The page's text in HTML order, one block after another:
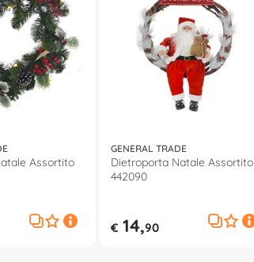
Assortito
GENERAL TRADE
Dietroporta Natale Assortito
442090
€14,90